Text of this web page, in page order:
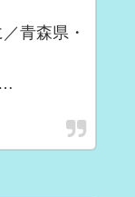
青森県・